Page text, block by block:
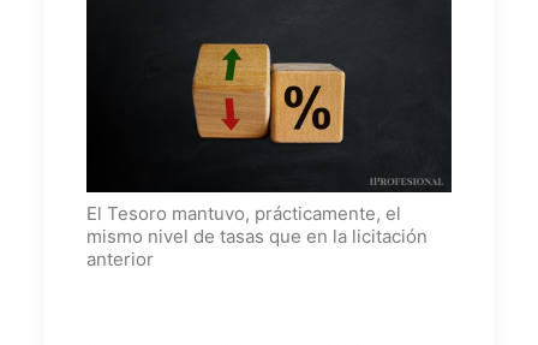
El Tesoro mantuvo, prácticamente, el
mismo nivel de tasas que en la licitación
anterior